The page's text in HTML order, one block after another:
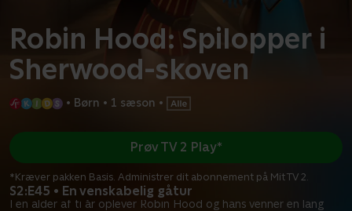
Robin Hood: Spilopper i
Sherwood-skoven
• Børn • 1 sæson •
S2:E45 • En venskabelig gåtur
I en alder af ti år oplever Robin Hood og hans venner en lang
Prøv TV 2 Play*
*Kræver pakken Basis. Administrer dit abonnement på Mit TV 2.